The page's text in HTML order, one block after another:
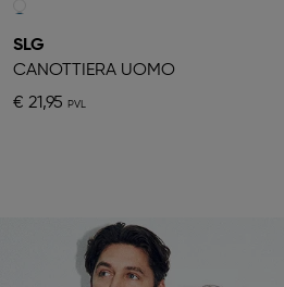
SLG
CANOTTIERA UOMO
€ 21,95